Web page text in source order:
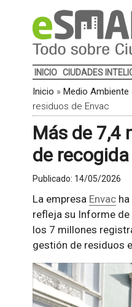
INICIO CIUDADES
Inicio » Medio Ambiente
residuos de Envac
Más de 7,4
de
Publicado: 14/05/2026
La empresa Envacha
refleja su Informe
los 7 millones
gestión de residuos